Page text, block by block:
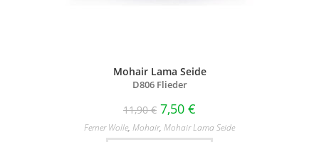
Mohair Lama Seide
D806 Flieder
11,90€ 7,50 €
Ferner Wolle, Mohair, Mohair Lama Seide